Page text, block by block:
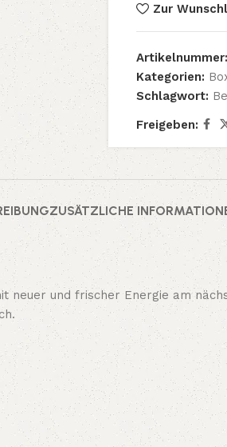
Zur
Artikelnummer:
Kategorien:
Schlagwort:
Freigeben:
ZUSÄTZLICHE
neuer und frischer Energie am